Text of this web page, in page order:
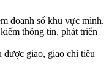
doanh số khu vực mình.
thông tin, phát triển
được giao, giao chỉ tiêu